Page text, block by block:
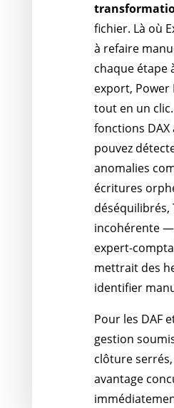
fichier. Là où
à refaire
chaque étape
export, Power
tout en un
fonctions DAX
pouvez
anomalies
écritures
déséquilibrés,
incohérente
expert-
mettrait des
identifier
Pour les DAF
gestion
clôture
avantage